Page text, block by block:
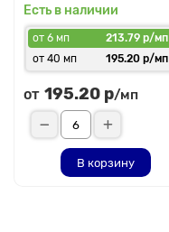
Есть в наличии
от 6 мп
213.79 р/мп
от 40 мп
195.20 р/мп
от 195.20 р/мп
В корзину